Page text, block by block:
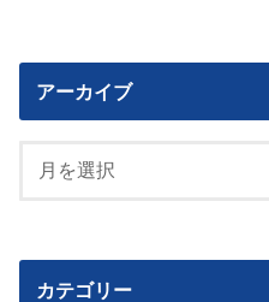
アーカイブ
カテゴリー